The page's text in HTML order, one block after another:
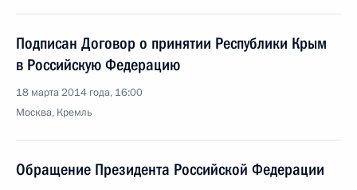
Подписан Договор о принятии Республики Крым
в Российскую Федерацию
18 марта 2014 года, 16:00
Москва, Кремль
Обращение Президента Российской Федерации